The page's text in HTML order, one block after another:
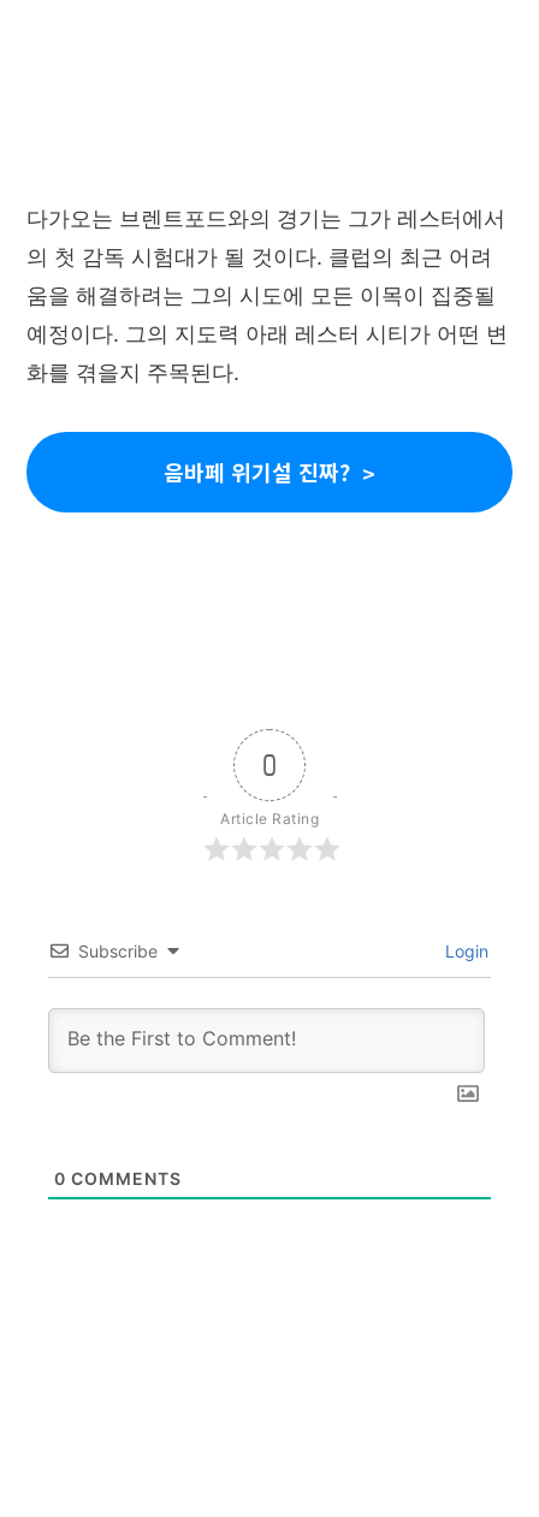
다가오는 브렌트포드와의 경기는 그가 레스터에서
의 첫 감독 시험대가 될 것이다. 클럽의 최근 어려
움을 해결하려는 그의 시도에 모든 이목이 집중될
예정이다. 그의 지도력 아래 레스터 시티가 어떤 변
화를 겪을지 주목된다.
음바페 위기설 진짜?
0
Article Rating
Subscribe Login
0 COMMENTS